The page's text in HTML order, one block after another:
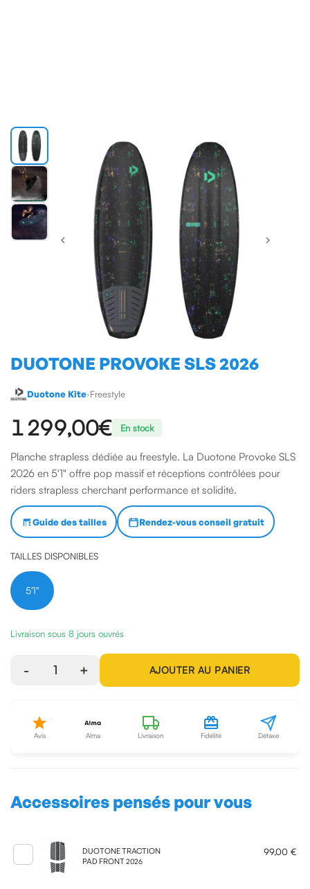
DUOTONE PROVOKE SLS 2026
Duotone Kite•Freestyle
1 299,00 € En stock
Planche strapless dédiée au freestyle. La Duotone Provoke SLS
2026 en 5'1" offre pop massif et réceptions contrôlées pour
riders strapless cherchant performance et solidité.
Guide des tailles Rendez-vous conseil gratuit
TAILLES DISPONIBLES
5'1"
Livraison sous 8 jours ouvrés
- 1 + AJOUTER AU PANIER
Avis Alma Livraison Fidélité Détaxe
Accessoires pensés pour vous
DUOTONE TRACTION
PAD FRONT 2026
99,00 €